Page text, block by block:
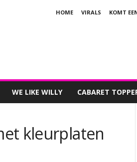
HOME VIRALS KOMT
WE LIKE WILLY CABARET
kleurplaten